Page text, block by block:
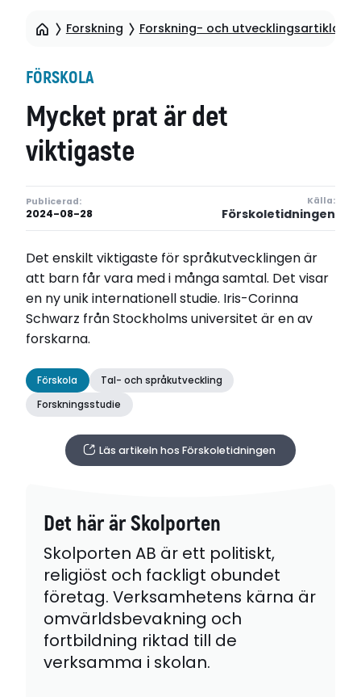
Forskning Forskning- och utvecklingsartiklar
FÖRSKOLA
Mycket prat är det
viktigaste
Publicerad:
2024-08-28
Källa:
Förskoletidningen
Det enskilt viktigaste för språkutvecklingen är
att barn får vara med i många samtal. Det visar
en ny unik internationell studie. Iris-Corinna
Schwarz från Stockholms universitet är en av
forskarna.
Förskola
Tal- och språkutveckling
Forskningsstudie
Läs artikeln hos Förskoletidningen
Det här är Skolporten
Skolporten AB är ett politiskt,
religiöst och fackligt obundet
företag. Verksamhetens kärna är
omvärldsbevakning och
fortbildning riktad till de
verksamma i skolan.